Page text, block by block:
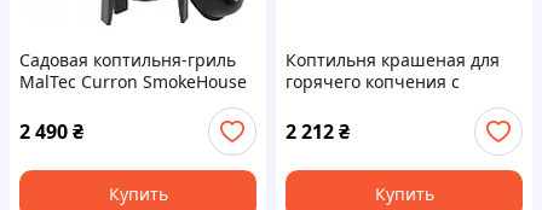
Садовая коптильня-гриль
MalTec Curron SmokeHouse
GM8000 3в1 с термометром,
угольный гриль, мангал,
коптильня
2 490₴
Купить
Коптильня крашеная для
горячего копчения с
гидрозатвором 500х350х210
мм толщина 2 мм
2 212₴
Купить